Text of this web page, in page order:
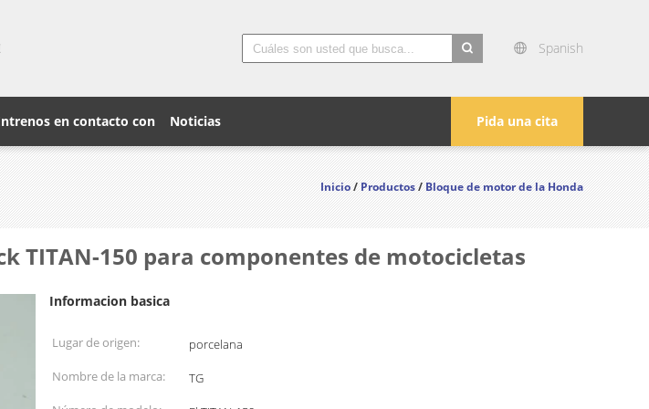
Spanish
Pida una cita
en contacto con Noticias
Inicio/Productos/Bloque de motor de la Honda
TITAN-150 para componentes de motocicletas
Informacion basica
Lugar de origen:
porcelana
Nombre de la marca:
TG